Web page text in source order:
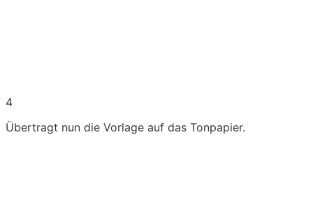
4
Übertragt nun die Vorlage auf das Tonpapier.